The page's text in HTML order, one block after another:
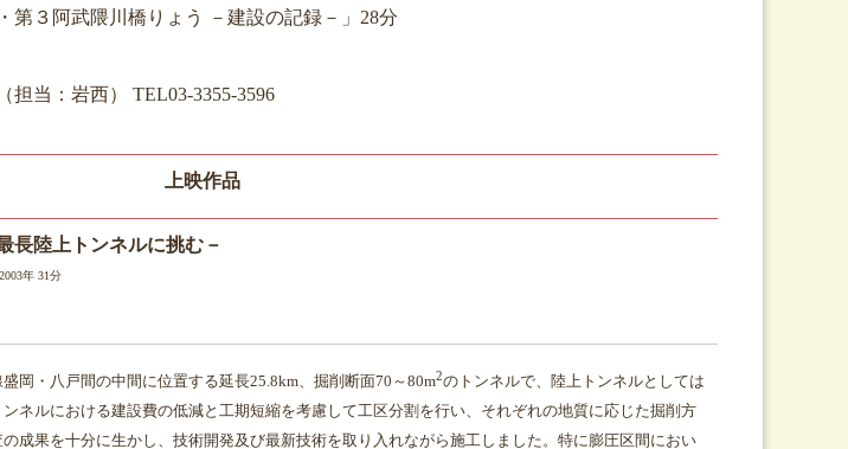
第３阿武隈川橋りょう －建設の記録－」28分
当：岩西） TEL03-3355-3596
上映作品
長陸上トンネルに挑む－
年 31分
岡・八戸間の中間に位置する延長25.8km、掘削断面70～80m2のトンネルで、陸上トンネルとしては
ネルにおける建設費の低減と工期短縮を考慮して工区分割を行い、それぞれの地質に応じた掘削方
成果を十分に生かし、技術開発及び最新技術を取り入れながら施工しました。特に膨圧区間におい